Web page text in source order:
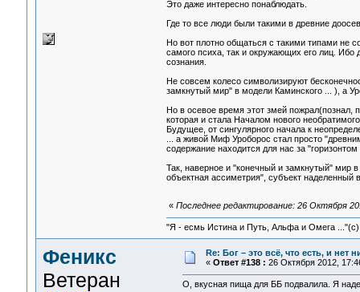
Это даже интересно понаблюдать.
Где то все люди были такими в древние
Но вот плотно общаться с такими типами не
самого психа, так и окружающих его лиц. Ибо
сознания.
Не совсем колесо символизируют
замкнутый мир" в модели Каминского ... ), а
Но в осевое время этот змей пожрал(познал,
которая и стала Началом нового
Будущее, от сингулярного начала к
... а живой Миф Уроборос стал просто
содержание находится для нас за
Так, наверное и "конечный и замкнутый" мир
объектная ассиметрия", субъект наделенный
« Последнее редактирование: 26 Октября
"Я - есмь Истина и Путь, Альфа и Омега ..."(с)
Феникс
Ветеран
Re: Бог – это всё, что есть, и нет
« Ответ #138 : 26 Октября 2012,
О, вкусная пища для ББ подвалила. Я